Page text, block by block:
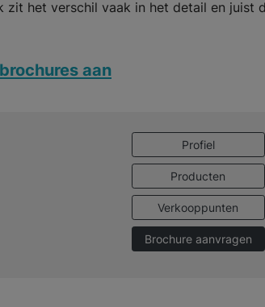
zit het verschil vaak in het detail en juist
aan
Profiel
Producten
Verkooppunten
Brochure aanvragen